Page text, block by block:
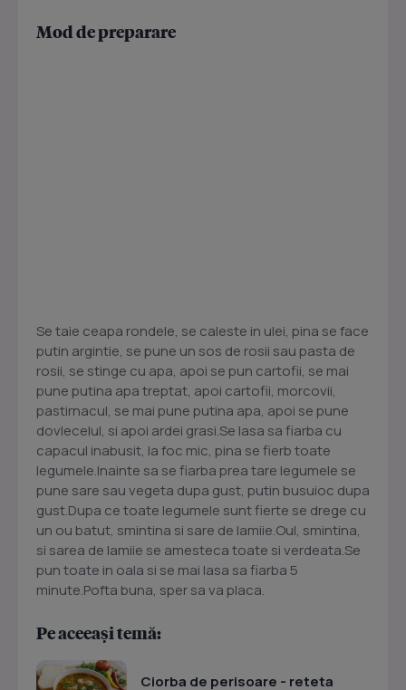
Mod de preparare
Se taie ceapa rondele, se caleste in ulei, pina se face
putin argintie, se pune un sos de rosii sau pasta de
rosii, se stinge cu apa, apoi se pun cartofii, se mai
pune putina apa treptat, apoi cartofii, morcovii,
pastirnacul, se mai pune putina apa, apoi se pune
dovlecelul, si apoi ardei grasi.Se lasa sa fiarba cu
capacul inabusit, la foc mic, pina se fierb toate
legumele.Inainte sa se fiarba prea tare legumele se
pune sare sau vegeta dupa gust, putin busuioc dupa
gust.Dupa ce toate legumele sunt fierte se drege cu
un ou batut, smintina si sare de lamiie.Oul, smintina,
si sarea de lamiie se amesteca toate si verdeata.Se
pun toate in oala si se mai lasa sa fiarba 5
minute.Pofta buna, sper sa va placa.
Pe aceeași temă:
Ciorba de perisoare - reteta